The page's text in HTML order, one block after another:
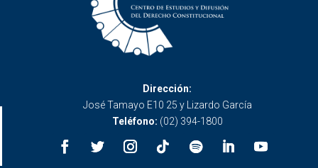
Dirección:
José Tamayo E10 25 y Lizardo García
Teléfono: (02) 394-1800